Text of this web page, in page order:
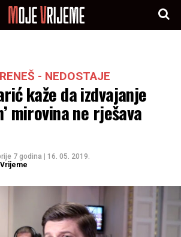
- NEDOSTAJE
kaže da izdvajanje
mirovina ne rješava
7 godina
16. 05. 2019.